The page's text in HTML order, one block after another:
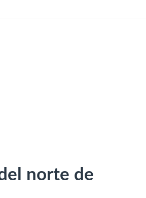
norte de